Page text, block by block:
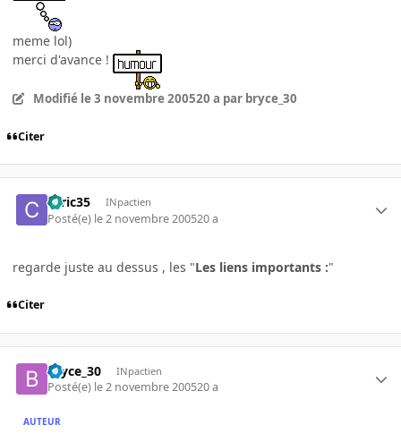
meme lol)
merci d'avance !
Modifié le 3 novembre 200520 a par bryce_30
Citer
ceric35 INpactien
Posté(e) le 2 novembre 200520 a
regarde juste au dessus , les "Les liens importants :"
Citer
bryce_30 INpactien
Posté(e) le 2 novembre 200520 a
AUTEUR